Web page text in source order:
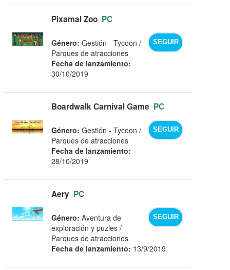
Pixamal Zoo PC
SEGUIR
Género: Gestión - Tycoon /
Parques de atracciones
Fecha de lanzamiento:
30/10/2019
Boardwalk Carnival Game PC
SEGUIR
Género: Gestión - Tycoon /
Parques de atracciones
Fecha de lanzamiento:
28/10/2019
Aery PC
SEGUIR
Género: Aventura de
exploración y puzles /
Parques de atracciones
Fecha de lanzamiento: 13/9/2019